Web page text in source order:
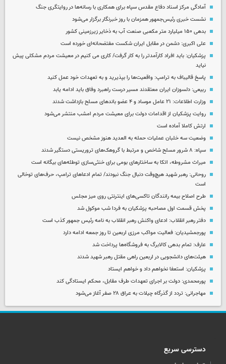
آمادگی مرکز اسناد دفاع مقدس سپاه برای همکاری با رسانه‌ها در روایتگری جنگ
نشست خبری رئیس‌جمهور همزمان با روز خبرنگار برگزار می‌شود
بدهی ۱۵۰ میلیارد متر مکعبی صنعت آب به ذخایر زیرزمینی کشور
علی اکبری: دشمن در مقابل ایران شکست مفتضحانه‌ای خورده است
پزشکیان: باید افراد کارآمدتر را به کار گرفت/ کاری می کنیم در معیشت مردم مشکلی پیش
نیاید
پاسخ قالیباف به ترامپ: واقعیت‌ها را بپذیرید و به تعهدات خود عمل کنید
ربیعی: دلسوزان ایران معتقدند مسیر درست راهبرد وفاق باید ادامه یابد
وزارت اطلاعات: ۲۱ عامل موساد و ۴ عضو باندهای مسلح بازداشت شدند
روایت پزشکیان از اقدامات دولت برای معیشت مردم امشب منتشر می‌شود
ارتش کاملا آماده است
وضعیت سه خلبان عملیات حمله به العدید هنوز مشخص نیست
سپاه: ۸ شرور مسلح شاخص و مرتبط با گروهک‌های تروریستی دستگیر شدند
میراث مشروطه، اتکا به ساختارهای بومی برای خنثی‌سازی توطئه‌های بیگانه است
روحانی: رهبر شهید هیچ‌وقت دنبال جنگ نبودند/ تمام ادعاهای ترامپ، حرف‌های توخالی
است
طرح اصلاح بیمه رانندگان تاکسی‌های اینترنتی روی میز مجلس
پخش قسمت اول مصاحبه پزشکیان به فردا شب موکول شد
دفتر رهبر انقلاب: ادعای واکنش رهبر انقلاب به نامه رئیس جمهور کذب است
پورجمشیدیان: فعالیت مواکب مرزی اربعین تا روز جمعه ادامه دارد
عارف: تمام بدهی کالابرگ به فروشگاه‌ها پرداخت شد
هیئت‌های دانشجویی در اربعین راهی مقتل رهبر شهید شدند
پزشکیان: استعفا نخواهم داد و خواهم ایستاد
پورمحمدی: دولت بر اجرای تعهدات طرف مقابل، محکم ایستادگی کند
مهاجرانی: تردد از گذرگاه چیلات به عراق ۲۸ صفر آغاز می‌شود
دسترسی سریع